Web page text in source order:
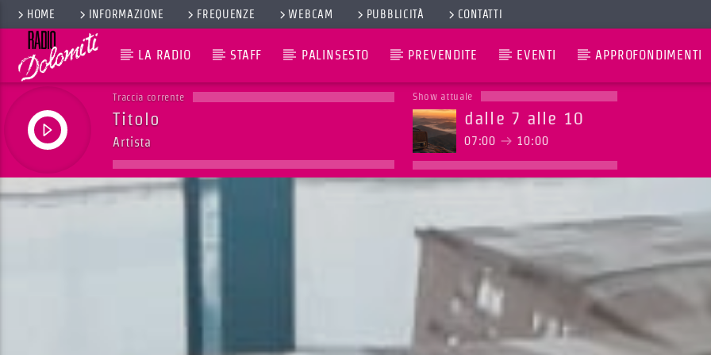
HOME INFORMAZIONE FREQUENZE WEBCAM PUBBLICITÀ CONTATTI
LA RADIO STAFF PALINSESTO PREVENDITE EVENTI APPROFONDIMENTI
Traccia corrente
Titolo
Artista
Show attuale
dalle 7 alle 10
07:00 10:00